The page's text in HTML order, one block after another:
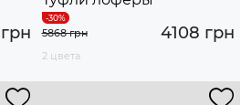
4108 грн
5868 грн
2 цвета